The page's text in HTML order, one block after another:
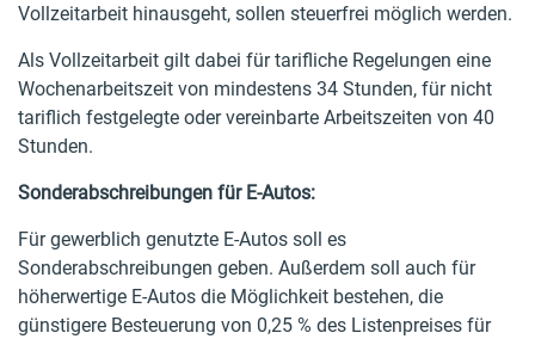
Vollzeitarbeit hinausgeht, sollen steuerfrei möglich werden.
Als Vollzeitarbeit gilt dabei für tarifliche Regelungen eine
Wochenarbeitszeit von mindestens 34 Stunden, für nicht
tariflich festgelegte oder vereinbarte Arbeitszeiten von 40
Stunden.
Sonderabschreibungen für E-Autos:
Für gewerblich genutzte E-Autos soll es
Sonderabschreibungen geben. Außerdem soll auch für
höherwertige E-Autos die Möglichkeit bestehen, die
günstigere Besteuerung von 0,25 % des Listenpreises für